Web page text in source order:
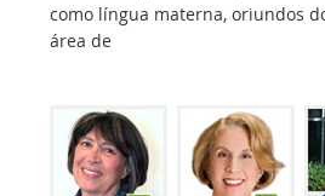
como língua materna, oriundos
área de